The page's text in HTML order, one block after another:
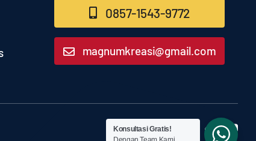
0857-1543-9772
magnumkreasi@gmail.com
Konsultasi Gratis!